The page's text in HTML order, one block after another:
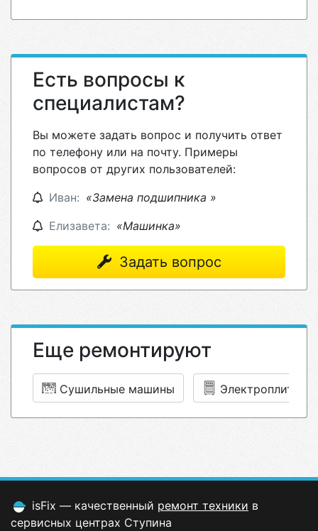
Есть вопросы к
специалистам?
Вы можете задать вопрос и получить ответ
по телефону или на почту. Примеры
вопросов от других пользователей:
Иван: «Замена подшипника »
Елизавета: «Машинка»
Задать вопрос
Еще ремонтируют
Сушильные машины Электроплиты
isFix — качественный ремонт техники в
сервисных центрах Ступина